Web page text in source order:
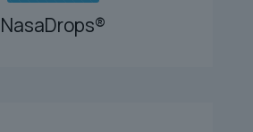
NasaDrops®